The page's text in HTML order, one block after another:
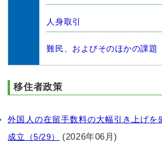
人身取引
難民、およびそのほかの課題
移住者政策
外国人の在留手数料の大幅引き上げを
成立（5/29）
(2026年06月)